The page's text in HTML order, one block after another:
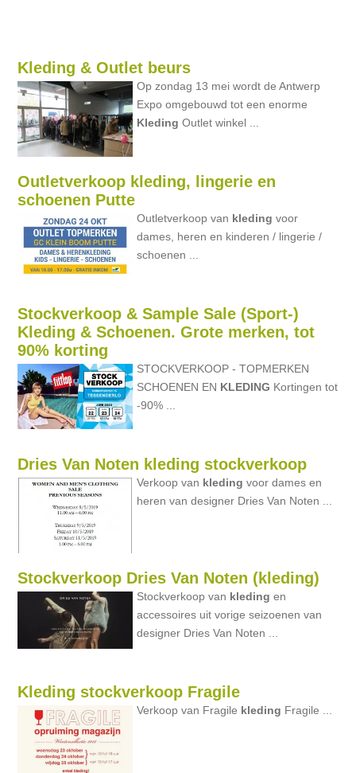
Kleding & Outlet beurs
Op zondag 13 mei wordt de Antwerp
Expo omgebouwd tot een enorme
Kleding Outlet winkel ...
Outletverkoop kleding, lingerie en
schoenen Putte
Outletverkoop van kleding voor
dames, heren en kinderen / lingerie /
schoenen ...
Stockverkoop & Sample Sale (Sport-)
Kleding & Schoenen. Grote merken, tot
90% korting
STOCKVERKOOP - TOPMERKEN
SCHOENEN EN KLEDING Kortingen tot
-90% ...
Dries Van Noten kleding stockverkoop
Verkoop van kleding voor dames en
heren van designer Dries Van Noten ...
Stockverkoop Dries Van Noten (kleding)
Stockverkoop van kleding en
accessoires uit vorige seizoenen van
designer Dries Van Noten ...
Kleding stockverkoop Fragile
Verkoop van Fragile kleding Fragile ...